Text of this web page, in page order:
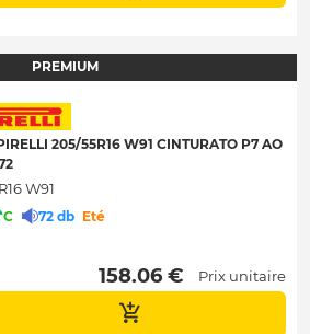
PREMIUM
205/55R16 W91 CINTURATO P7 AO
W91
C 72 db Eté
158.06 € Prix unitaire